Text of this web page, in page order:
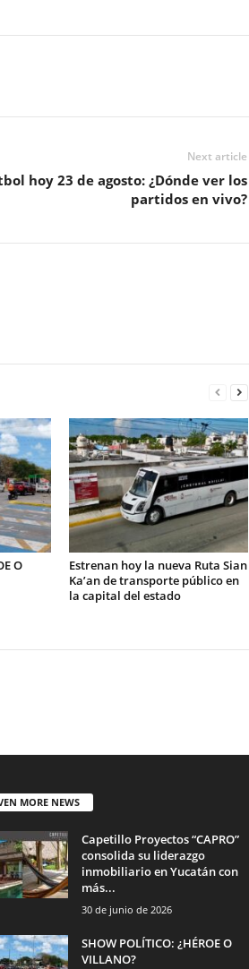
Next article
hoy 23 de agosto: ¿Dónde ver los
partidos en vivo?
O
Estrenan hoy la nueva Ruta Sian
Ka’an de transporte público en
la capital del estado
MORE NEWS
Capetillo Proyectos “CAPRO”
consolida su liderazgo
inmobiliario en Yucatán con
más...
30 de junio de 2026
SHOW POLÍTICO: ¿HÉROE O
VILLANO?